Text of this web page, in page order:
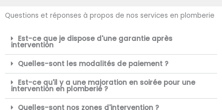
Questions et réponses à propos de nos services en plomberie
Est-ce que je dispose d'une garantie après
intervention
Quelles-sont les modalités de paiement ?
Est-ce qu'il y a une majoration en soirée pour une
intervention en plomberie ?
Quelles-sont nos zones d'intervention ?